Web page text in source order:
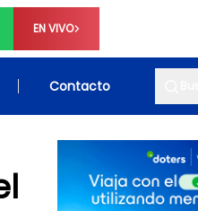
EN VIVO
Contacto